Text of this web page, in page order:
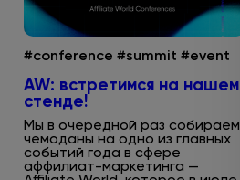
#conference #summit #event
AW: встретимся на нашем
стенде!
Мы в очередной раз собираем
чемоданы на одно из главных
событий года в сфере
аффилиат-маркетинга —